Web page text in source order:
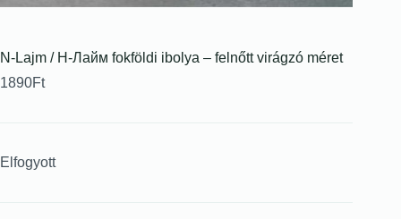
N-Lajm / Н-Лайм fokföldi ibolya – felnőtt virágzó méret
1890Ft
Elfogyott